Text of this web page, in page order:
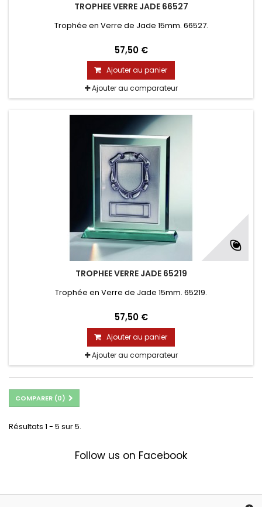
TROPHEE VERRE JADE 66527
Trophée en Verre de Jade 15mm. 66527.
57,50 €
Ajouter au panier
Ajouter au comparateur
TROPHEE VERRE JADE 65219
Trophée en Verre de Jade 15mm. 65219.
57,50 €
Ajouter au panier
Ajouter au comparateur
COMPARER (0)
Résultats 1 - 5 sur 5.
Follow us on Facebook